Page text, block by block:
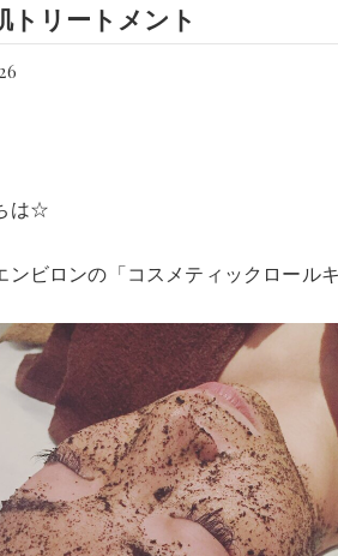
トリートメント
は☆
ンビロンの「コスメティックロール